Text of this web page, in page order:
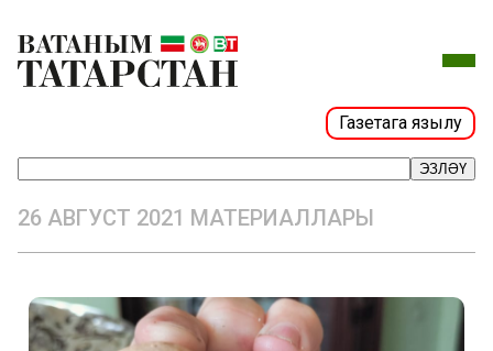
Газетага язылу
ЭЗЛӘҮ
26 АВГУСТ 2021 МАТЕРИАЛЛАРЫ